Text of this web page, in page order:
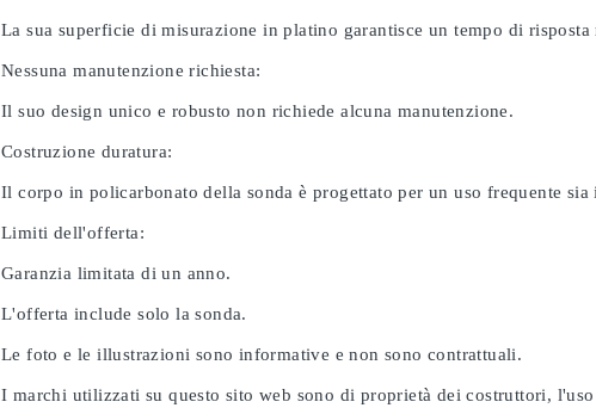
La sua superficie di misurazione in platino garantisce un tempo di
Nessuna manutenzione richiesta:
Il suo design unico e robusto non richiede alcuna manutenzione.
Costruzione duratura:
Il corpo in policarbonato della sonda è progettato per un uso frequente
Limiti dell'offerta:
Garanzia limitata di un anno.
L'offerta include solo la sonda.
Le foto e le illustrazioni sono informative e non sono contrattuali.
I marchi utilizzati su questo sito web sono di proprietà dei costruttori,